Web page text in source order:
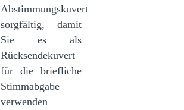
Abstimmungskuvert
sorgfältig, damit
Sie es als
Rücksendekuvert
für die briefliche
Stimmabgabe
verwenden